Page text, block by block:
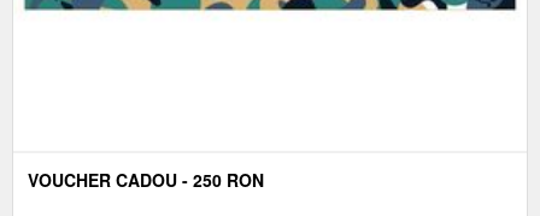
VOUCHER CADOU - 250 RON